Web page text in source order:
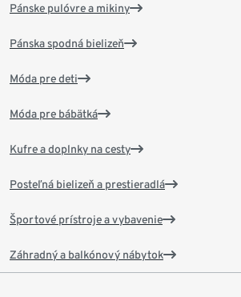
Pánske pulóvre a mikiny
Pánska spodná bielizeň
Móda pre deti
Móda pre bábätká
Kufre a doplnky na cesty
Posteľná bielizeň a prestieradlá
Športové prístroje a vybavenie
Záhradný a balkónový nábytok